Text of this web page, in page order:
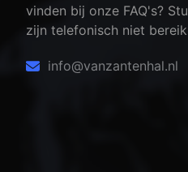
vinden bij onze FAQ's?
zijn telefonisch niet
info@vanzantenhal.nl